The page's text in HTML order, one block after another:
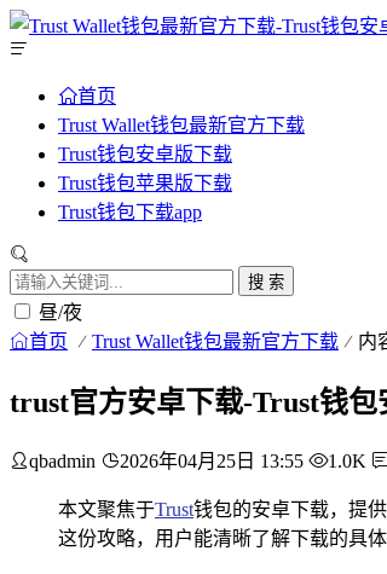
首页
Trust Wallet钱包最新官方下载
Trust钱包安卓版下载
Trust钱包苹果版下载
Trust钱包下载app
搜 索
昼/夜
首页 Trust Wallet钱包最新官方下载 内
trust官方安卓下载-Trust钱包
qbadmin 2026年04月25日 13:55 1.0K
本文聚焦于Trust钱包的安卓下载，提
这份攻略，用户能清晰了解下载的具